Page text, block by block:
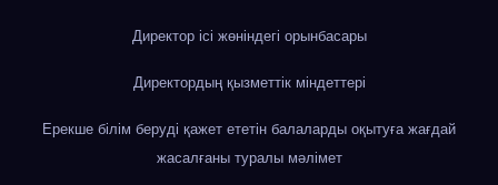
Директор ісі жөніндегі орынбасары
Директордың қызметтік міндеттері
Ерекше білім беруді қажет ететін балаларды оқытуға жағдай
жасалғаны туралы мәлімет